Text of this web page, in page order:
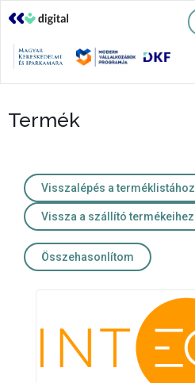
Termék
Visszalépés a terméklistához
Vissza a szállító termékeihez
Összehasonlítom